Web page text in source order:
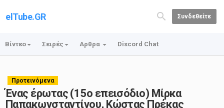
elTube.GR Συνδεθείτε
Βίντεο Σειρές Αρθρα Discord Chat
Προτεινόμενα
Ένας έρωτας (15ο επεισόδιο) Μίρκα
Παπακωνσταντίνου, Κώστας Πρέκας